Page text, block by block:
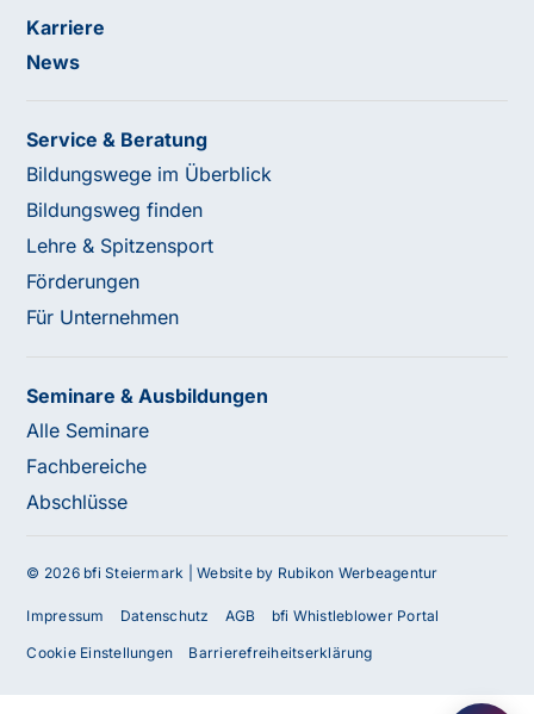
Haben Sie Fragen oder benötigen Sie
Karriere
News
Service & Beratung
Bildungswege im Überblick
Bildungsweg finden
Lehre & Spitzensport
Förderungen
Für Unternehmen
Seminare & Ausbildungen
Alle Seminare
Fachbereiche
Abschlüsse
© 2026 bfi Steiermark |Website by Rubikon Werbeagentur
Impressum Datenschutz AGB bfi Whistleblower Portal
Cookie Einstellungen Barrierefreiheitserklärung